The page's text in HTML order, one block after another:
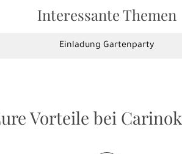
Interessante Themen
Einladung Gartenparty
Vorteile bei